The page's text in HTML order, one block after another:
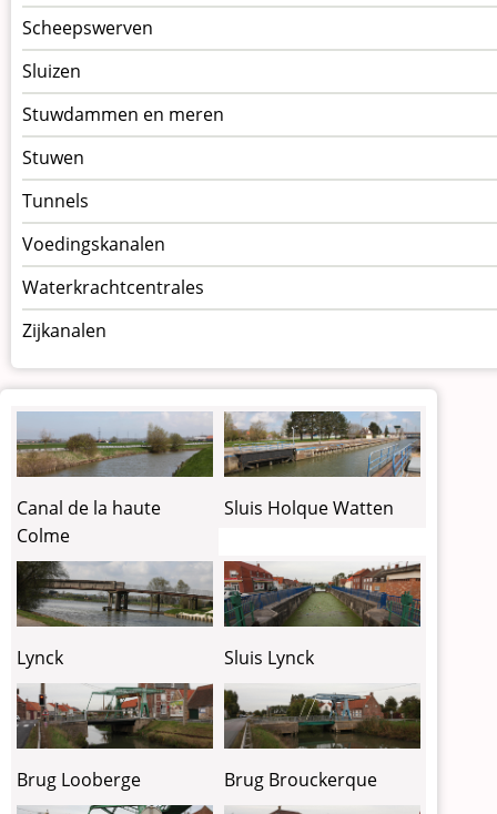
Scheepswerven
Sluizen
Stuwdammen en meren
Stuwen
Tunnels
Voedingskanalen
Waterkrachtcentrales
Zijkanalen
Canal de la haute
Colme
Sluis Holque Watten
Lynck Sluis Lynck
Brug Looberge Brug Brouckerque